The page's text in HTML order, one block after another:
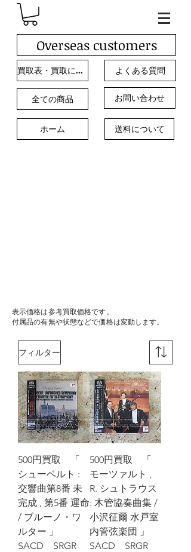
Overseas customers
買取表・買取について
全ての商品
ホーム
よくある質問
お問い合わせ
送料について
​表示価格は参考買取価格です。
付属品の有無や状態などで価格は変動します。
フィルター
500円買取 「
シューベルト :
交響曲第8番 未
完成 , 第5番 運命
/ ブルーノ・ワ
ルター 」
SACD SRGR
500円買取 「
モーツァルト ,
R. シュトラウス
: 木管協奏曲集 /
小沢征爾 水戸室
内管弦楽団 」
SACD SRGR